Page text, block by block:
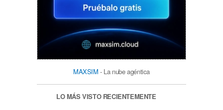
MAXSIM - La nube agéntica
LO MÁS VISTO RECIENTEMENTE